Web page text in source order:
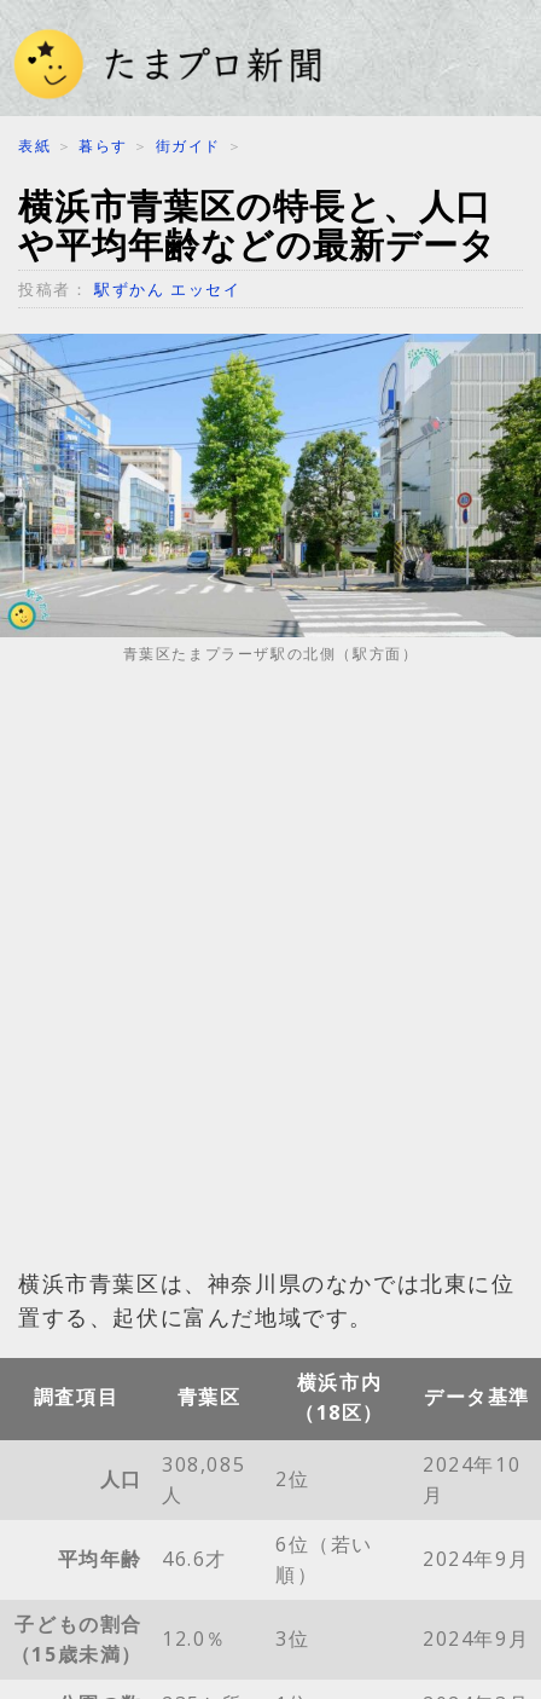
表紙 ＞暮らす ＞ 街ガイド ＞
横浜市青葉区の特長と、人口
や平均年齢などの最新データ
投稿者： 駅ずかん エッセイ
青葉区たまプラーザ駅の北側（駅方面）
横浜市青葉区は、神奈川県のなかでは北東に位
置する、起伏に富んだ地域です。
調査項目 青葉区
横浜市内
（18区）
データ基準
人口
308,085
人
2位
2024年10
月
平均年齢 46.6才
6位（若い
順）
2024年9月
子どもの割合
（15歳未満）
12.0％ 3位 2024年9月